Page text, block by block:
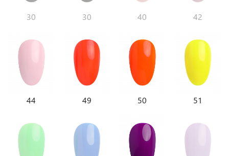
30 30 40 42
44 49 50 51